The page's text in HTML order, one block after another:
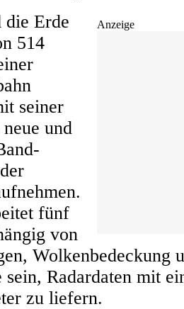
Anzeige
Erde
514
seiner
und
fünf
von
Wolkenbedeckung
Radardaten mit
zu liefern.